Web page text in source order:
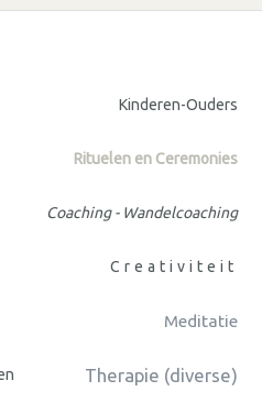
Kinderen-Ouders
Rituelen en Ceremonies
Coaching - Wandelcoaching
Creativiteit
Meditatie
Therapie (diverse)